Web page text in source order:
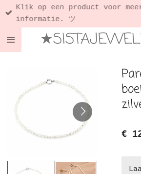
Ga
direct
de
Klik op een product voor
informatie. ツ
€